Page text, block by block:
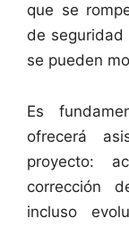
que se
de seguridad
se pueden
Es
ofrecerá
proyecto:
corrección
incluso